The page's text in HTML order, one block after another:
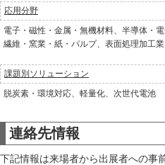
応用分野
電子・磁性・金属・無機材料、半導体・
繊維・窯業・紙・パルプ、表面処理加工業
課題別ソリューション
脱炭素・環境対応、軽量化、次世代電池
連絡先情報
下記情報は来場者から出展者への事